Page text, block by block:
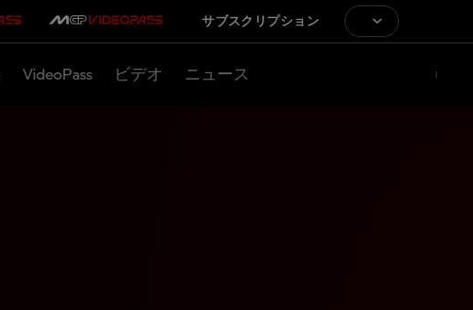
サブスクリプション
VideoPass ビデオ ニュース